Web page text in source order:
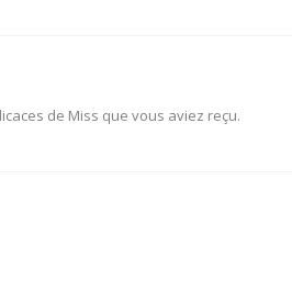
de Miss que vous aviez reçu.